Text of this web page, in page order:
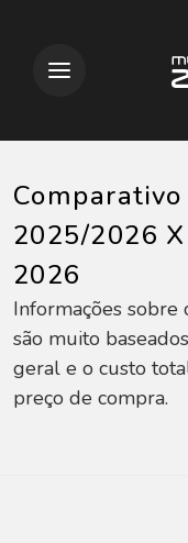
2025/2026
2026
Informações
são muito
geral e o custo
preço de compra.